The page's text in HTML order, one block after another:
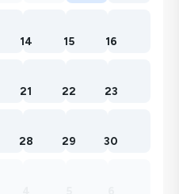
14 15 16
21 22 23
28 29 30